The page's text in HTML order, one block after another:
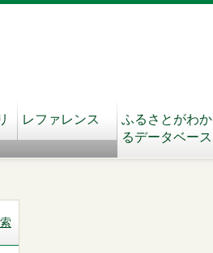
レファレンス
ふるさとがわか
るデータベース